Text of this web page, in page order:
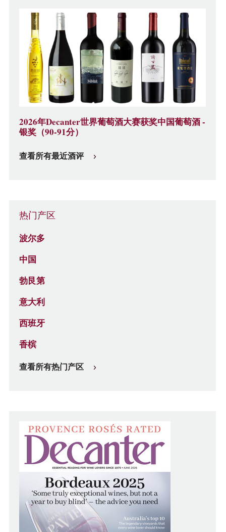
2026年Decanter世界葡萄酒大赛获奖中国葡萄酒 -
银奖（90-91分）
查看所有最近酒评
热门产区
波尔多
中国
勃艮第
意大利
西班牙
香槟
查看所有热门产区